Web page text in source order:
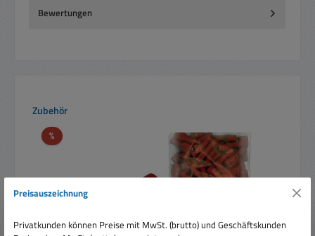
Bewertungen
Produktgalerie überspringen
Zubehör
%Rabatt
Preisauszeichnung
Privatkunden können Preise mit MwSt. (brutto) und Geschäftskunden